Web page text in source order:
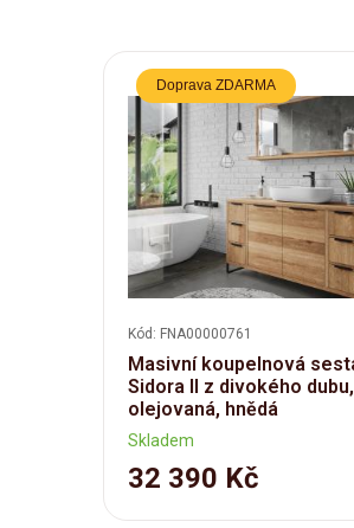
Doprava ZDARMA
Kód: FNA00000761
Masivní koupelnová
Sidora II z divokého dubu,
olejovaná, hnědá
Skladem
32 390 Kč